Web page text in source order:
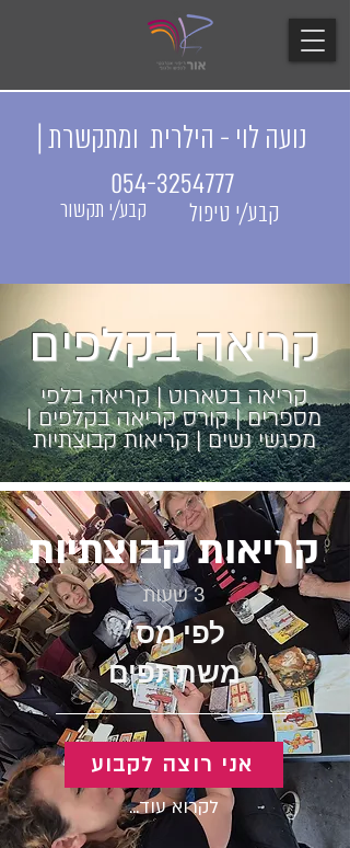
נועה לוי - הילרית ומתקשרת |
054-3254777
קבע/י תקשור קבע/י טיפול
קריאה בקלפים
קריאה בטארוט | קריאה בלפי
מספרים | קורס קריאה בקלפים |
מפגשי נשים | קריאות קבוצתיות
קריאות קבוצתיות
3 שעות
לפי מס׳
משתתפים
אני רוצה לקבוע
לקרוא עוד...